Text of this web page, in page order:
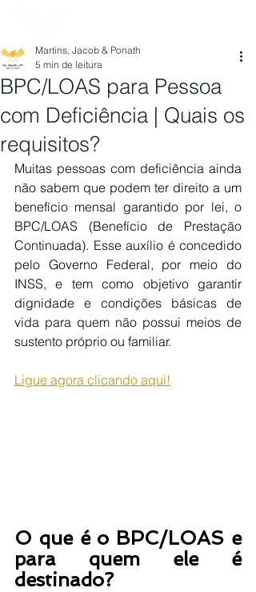
BPC/LOAS para Pessoa
com Deficiência | Quais os
requisitos?
Martins, Jacob & Ponath
5 min de leitura
Muitas pessoas com deficiência ainda
não sabem que podem ter direito a um
benefício mensal garantido por lei, o
BPC/LOAS (Benefício de Prestação
Continuada). Esse auxílio é concedido
pelo Governo Federal, por meio do
INSS, e tem como objetivo garantir
dignidade e condições básicas de
vida para quem não possui meios de
sustento próprio ou familiar.
Ligue agora clicando aqui!
O que é o BPC/LOAS e
para quem ele é
destinado?